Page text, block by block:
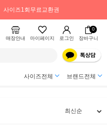
사이즈1회무료교환권
매장안내 마이페이지 로그인
0
장바구니
사이즈전체 브랜드전체